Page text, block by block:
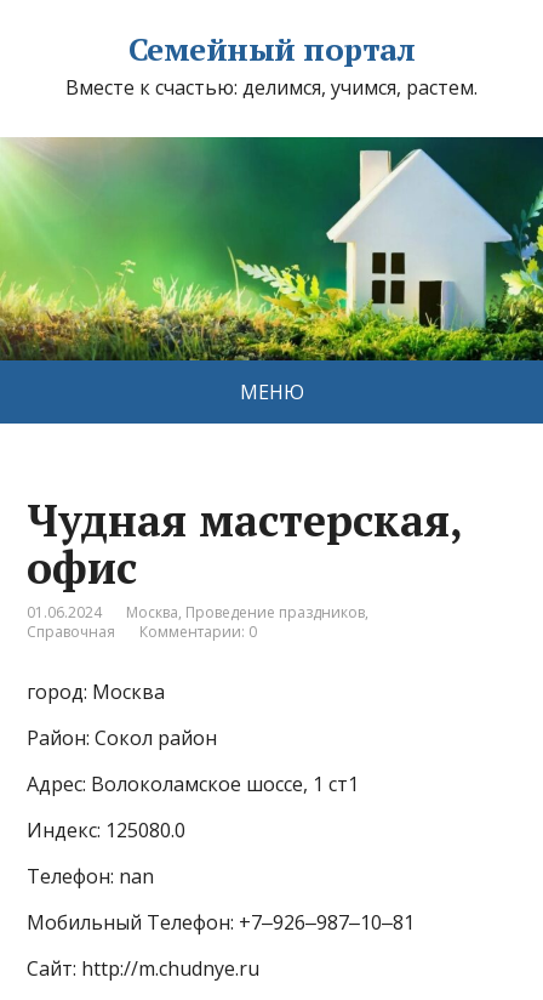
Семейный портал
Вместе к счастью: делимся, учимся, растем.
МЕНЮ
Чудная мастерская,
офис
01.06.2024 Москва, Проведение праздников,
Справочная
Комментарии: 0
город: Москва
Район: Сокол район
Адрес: Волоколамское шоссе, 1 ст1
Индекс: 125080.0
Телефон: nan
Мобильный Телефон: +7‒926‒987‒10‒81
Сайт: http://m.chudnye.ru